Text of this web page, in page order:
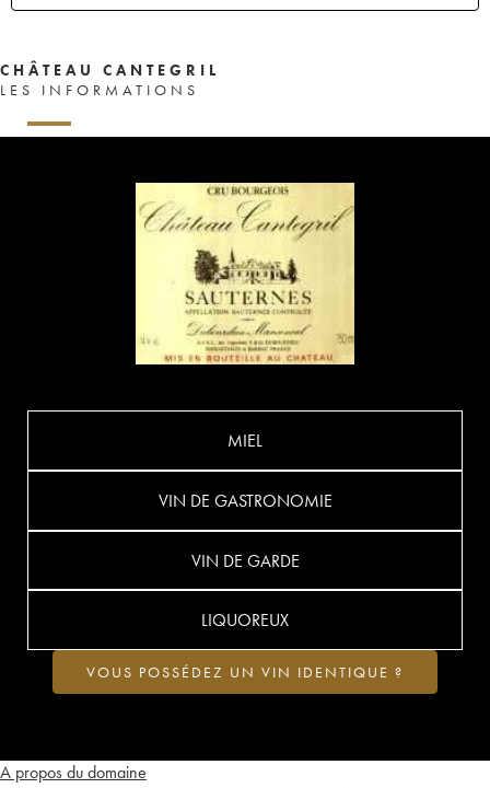
CHÂTEAU CANTEGRIL
LES INFORMATIONS
A propos du domaine
MIEL
VIN DE GASTRONOMIE
VIN DE GARDE
LIQUOREUX
VOUS POSSÉDEZ UN VIN IDENTIQUE ?